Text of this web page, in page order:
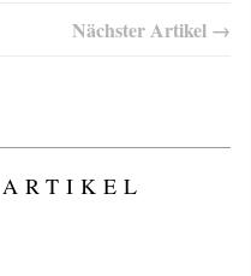
Nächster Artikel →